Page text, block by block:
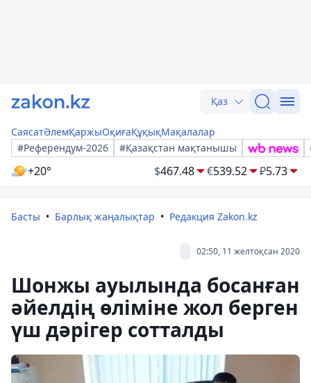
Қаз
СаясатӘлемҚаржыОқиғаҚұқықМақалалар
#Референдум-2026
#Қазақстан мақтанышы
+20° $467.48 €539.52 ₽5.73
Басты Барлық жаңалықтар Редакция Zakon.kz
02:50, 11 желтоқсан 2020
Шонжы ауылында босанған
әйелдің өліміне жол берген
үш дәрігер сотталды